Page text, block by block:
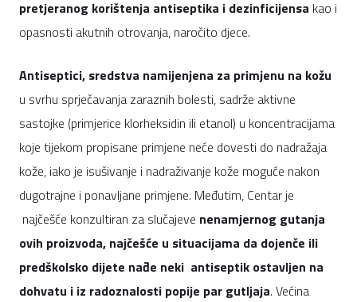
pretjeranog korištenja antiseptika i dezinficijensa kao i
opasnosti akutnih otrovanja, naročito djece.
Antiseptici, sredstva namijenjena za primjenu na kožu
u svrhu sprječavanja zaraznih bolesti, sadrže aktivne
sastojke (primjerice klorheksidin ili etanol) u koncentracijama
koje tijekom propisane primjene neće dovesti do nadražaja
kože, iako je isušivanje i nadraživanje kože moguće nakon
dugotrajne i ponavljane primjene. Međutim, Centar je
najčešće konzultiran za slučajeve nenamjernog gutanja
ovih proizvoda, najčešće u situacijama da dojenče ili
predškolsko dijete nađe neki antiseptik ostavljen na
dohvatu i iz radoznalosti popije par gutljaja. Većina